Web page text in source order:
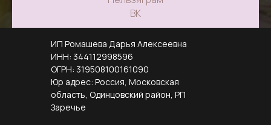
ВК
drflowermsk@gmail.com
© Все права защищены
ИП Ромашева Дарья Алексеевна
ИНН: 344112998596
ОГРН: 319508100161090
Юр адрес: Россия, Московская
область, Одинцовский район, РП
Заречье